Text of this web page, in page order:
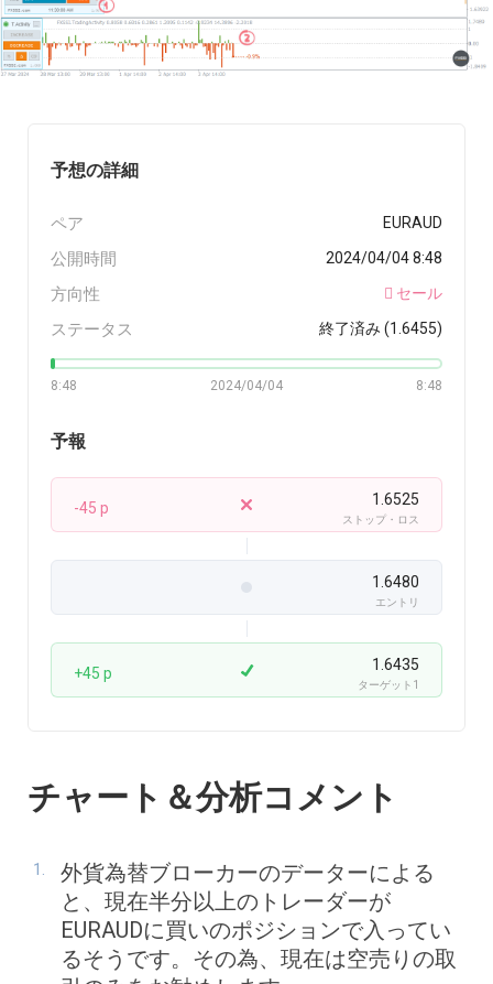
予想の詳細
ペア EURAUD
公開時間 2024/04/04 8:48
方向性 セール
ステータス 終了済み (1.6455)
8:48 8:48
2024/04/04
予報
-45 p 1.6525
ストップ・ロス
1.6480
エントリ
+45 p 1.6435
ターゲット1
チャート＆分析コメント
外貨為替ブローカーのデーターによる
と、現在半分以上のトレーダーが
EURAUDに買いのポジションで入ってい
るそうです。その為、現在は空売りの取